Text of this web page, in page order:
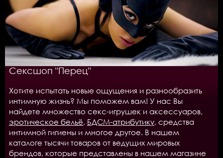
Сексшоп "Перец"
Хотите испытать новые ощущения и разнообразить
интимную жизнь? Мы поможем вам! У нас Вы
найдете множество секс-игрушек и аксессуаров,
эротическое бельё БДСМ-атрибутику , средства
интимной гигиены и многое другое. В нашем
каталоге тысячи товаров от ведущих мировых
брендов, которые представлены в нашем магазине